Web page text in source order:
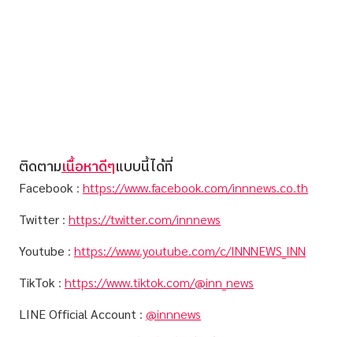
ติดตามเนื้อหาดีๆแบบนี้ได้ที่
Facebook : https://www.facebook.com/innnews.co.th
Twitter : https://twitter.com/innnews
Youtube : https://www.youtube.com/c/INNNEWS_INN
TikTok : https://www.tiktok.com/@inn_news
LINE Official Account : @innnews